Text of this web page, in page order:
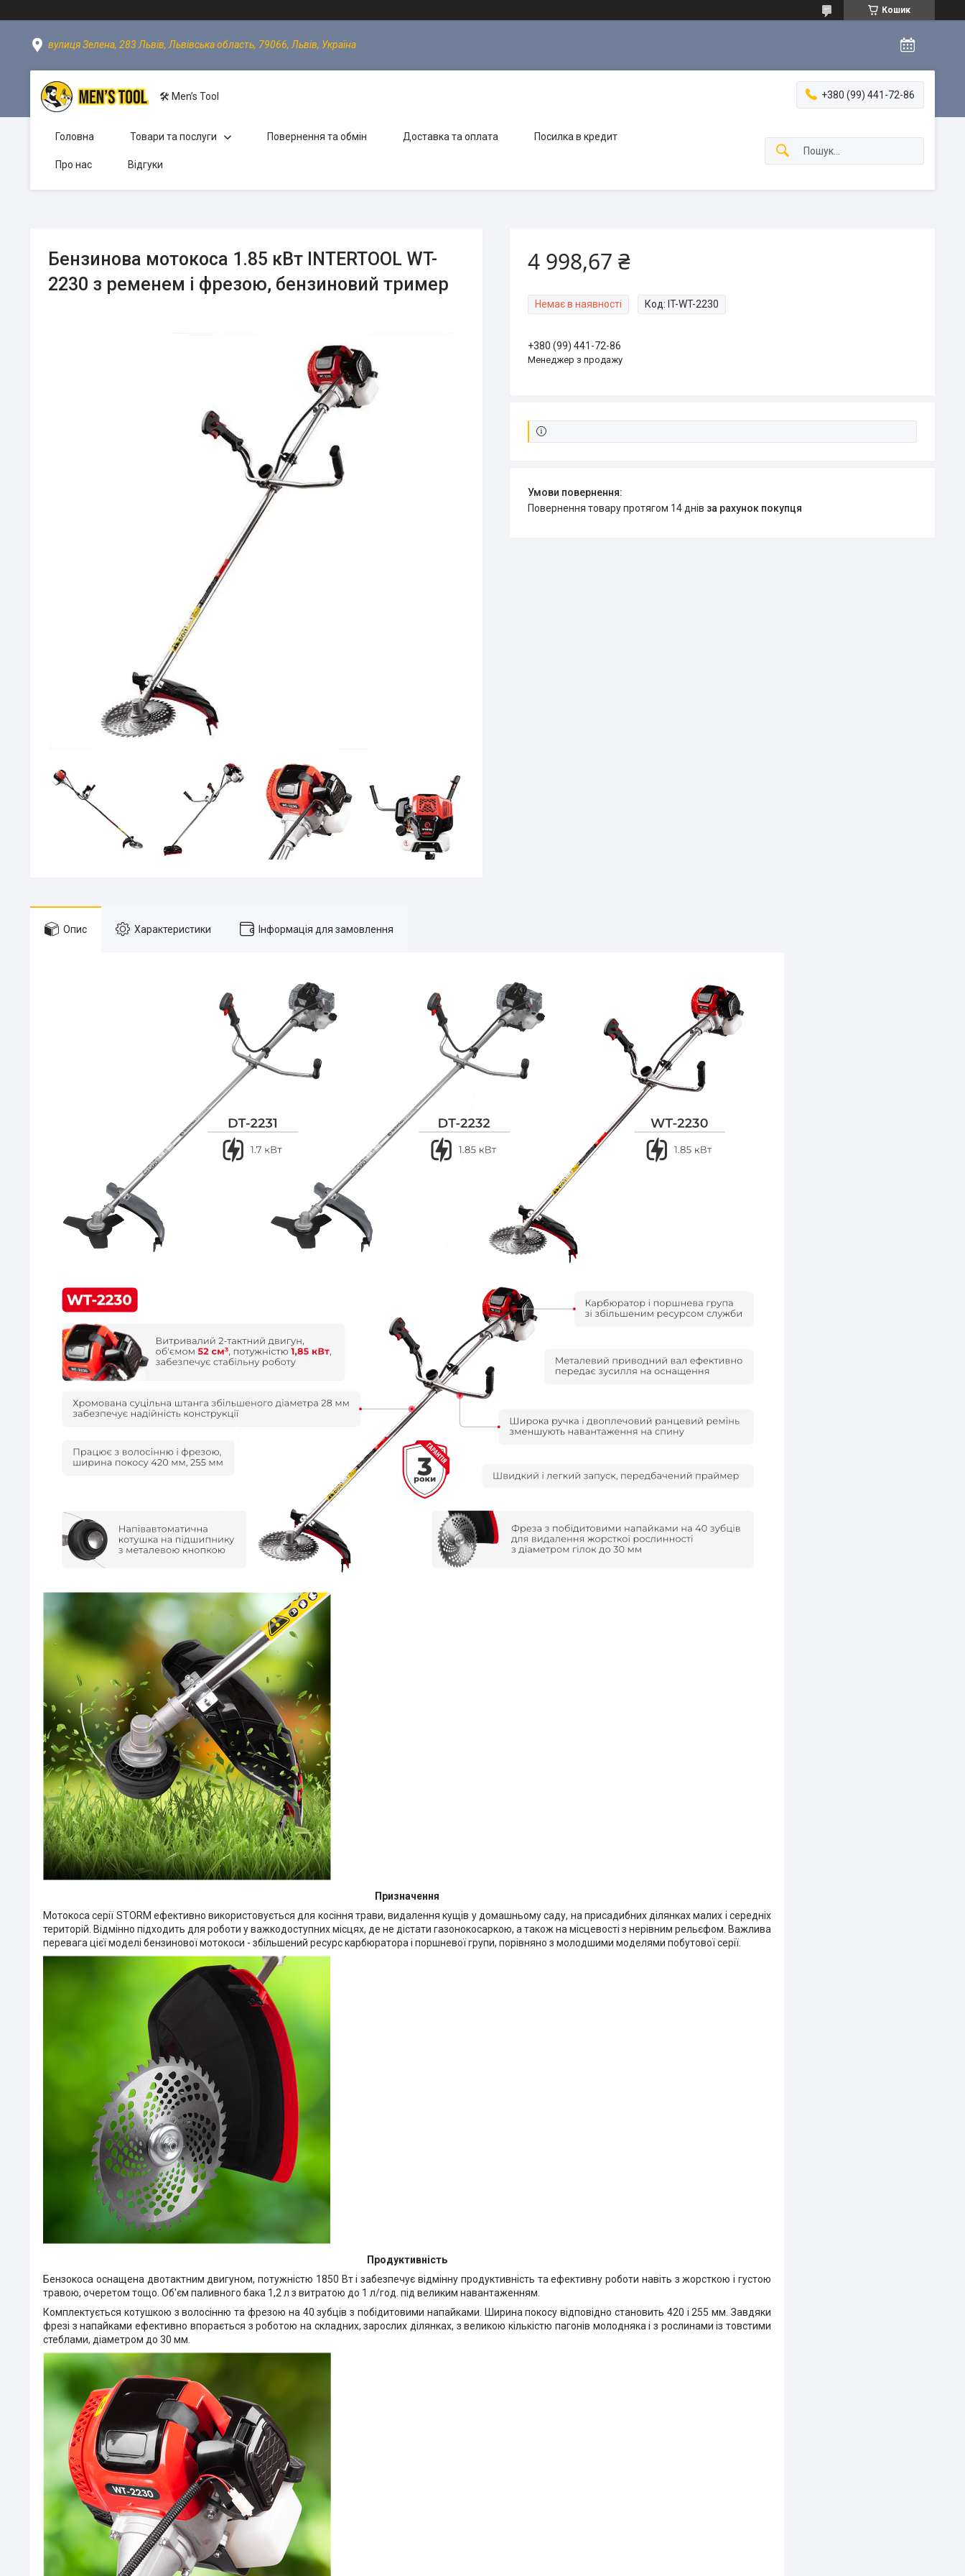
Кошик
вулиця Зелена, 283 Львів, Львівська область, 79066, Львів, Україна
🛠 Men’s Tool +380 (99) 441-72-86
Головна Товари та послуги Повернення та обмін Доставка та оплата Посилка в кредит
Про нас Відгуки
Бензинова мотокоса 1.85 кВт INTERTOOL WT-
2230 з ременем і фрезою, бензиновий тример
4 998,67 ₴
Немає в наявності Код: IT-WT-2230
+380 (99) 441-72-86
Менеджер з продажу
повернення товару протягом 14 днів за рахунок покупця
Опис Характеристики Інформація для замовлення
Призначення
Мотокоса серії STORM ефективно використовується для косіння трави, видалення кущів у домашньому саду, на присадибних ділянках малих і середніх
територій. Відмінно підходить для роботи у важкодоступних місцях, де не дістати газонокосаркою, а також на місцевості з нерівним рельєфом. Важлива
перевага цієї моделі бензинової мотокоси - збільшений ресурс карбюратора і поршневої групи, порівняно з молодшими моделями побутової серії.
Продуктивність
Бензокоса оснащена двотактним двигуном, потужністю 1850 Вт і забезпечує відмінну продуктивність та ефективну роботи навіть з жорсткою і густою
травою, очеретом тощо. Об'єм паливного бака 1,2 л з витратою до 1 л/год. під великим навантаженням.
Комплектується котушкою з волосінню та фрезою на 40 зубців з побідитовими напайками. Ширина покосу відповідно становить 420 і 255 мм. Завдяки
фрезі з напайками ефективно впорається з роботою на складних, зарослих ділянках, з великою кількістю пагонів молодняка і з рослинами із товстими
стеблами, діаметром до 30 мм.